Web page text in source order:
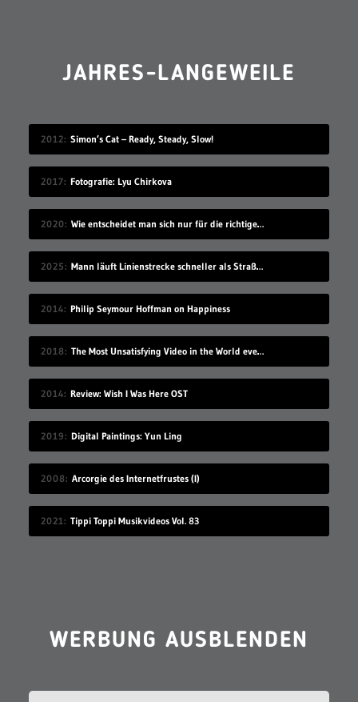
JAHRES-LANGEWEILE
2012 Simon’s Cat – Ready, Steady, Slow!
2017 Fotografie: Lyu Chirkova
2020 Wie entscheidet man sich nur für die richtige Idee?
2025 Mann läuft Linienstrecke schneller als Straßenbahn
2014 Philip Seymour Hoffman on Happiness
2018 The Most Unsatisfying Video in the World ever made – part 2
2014 Review: Wish I Was Here OST
2019 Digital Paintings: Yun Ling
2008 Arcorgie des Internetfrustes (I)
2021 Tippi Toppi Musikvideos Vol. 83
WERBUNG AUSBLENDEN